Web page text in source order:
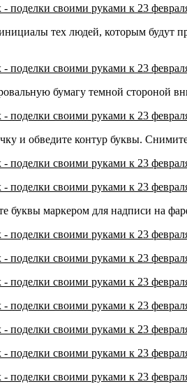
инициалы тех людей, которым
бумагу темной стороной
и обведите контур буквы.
буквы маркером для надписи на